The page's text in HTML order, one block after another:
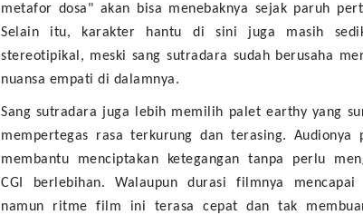
metafor dosa" akan bisa menebaknya sejak paruh
Selain itu, karakter hantu di sini juga masih
stereotipikal, meski sang sutradara sudah berusaha
nuansa empati di dalamnya.
Sang sutradara juga lebih memilih palet earthy yang
mempertegas rasa terkurung dan terasing. Audionya
membantu menciptakan ketegangan tanpa perlu
CGI berlebihan. Walaupun durasi filmnya
namun ritme film ini terasa cepat dan tak